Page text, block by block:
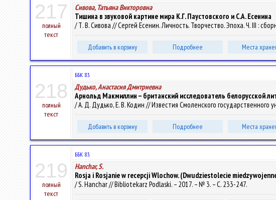
217
полный
текст
Сивова, Татьяна Викторовна
Тишина в звуковой картине мира К.Г. Паустовского и С.А. Есенина
/ Т. В. Сивова // Сергей Есенин. Личность. Творчество. Эпоха. Ч. ІІІ :
Добавить в корзину Подробнее Места
218
полный
текст
ББК 83.
Дудько, Анастасия Дмитриевна
Арнольд Макмиллин – британский исследователь белорусской
/ А. Д. Дудько, Е. В. Кодин // Известия Смоленского государственного
Добавить в корзину Подробнее Места
219
полный
текст
ББК 83.
Hanchar, S.
Rosja i Rosjanie w recepcji Wlochow. (Dwudziestolecie
/ S. Hanchar // Bibliotekarz Podlaski. – 2017. – № 3. – С. 233-247.